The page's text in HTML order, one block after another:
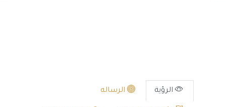
الرؤية الرساله